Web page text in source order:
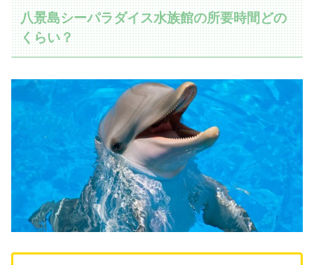
八景島シーパラダイス水族館の所要時間どの
くらい？